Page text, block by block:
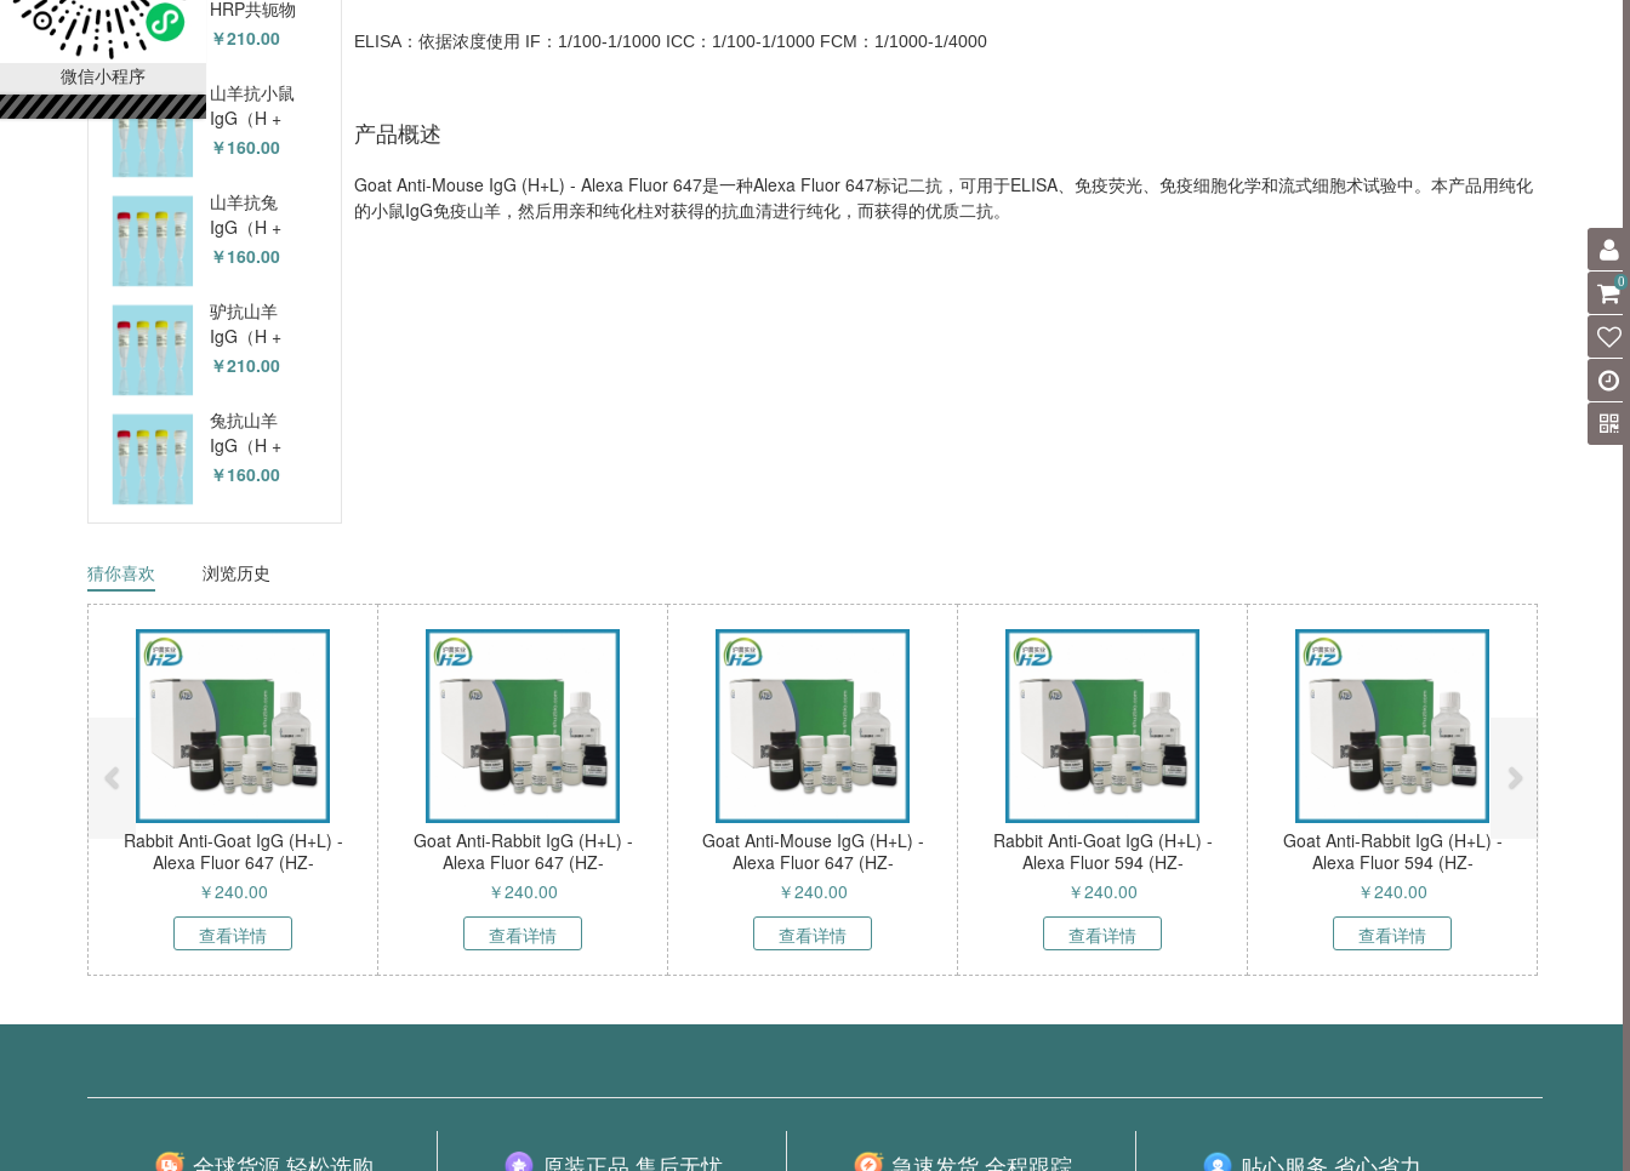
微信小程序
HRP共轭物
(HZ-50001sAb)
￥210.00
山羊抗小鼠
IgG（H +
L），HRP共轭
50002sAb)
￥160.00
山羊抗兔
IgG（H +
L），HRP共轭
50003sAb)
￥160.00
驴抗山羊
IgG（H +
L），HRP共轭
50004sAb)
￥210.00
兔抗山羊
IgG（H +
L），HRP共轭
50005sAb)
￥160.00
ELISA：依据浓度使用 IF：1/100-1/1000 ICC：1/100-1/1000 FCM：1/1000-1/4000
产品概述
Goat Anti-Mouse IgG (H+L) - Alexa Fluor 647是一种Alexa Fluor 647标记二抗，可用于ELISA、免疫荧光、免疫细胞化学和流式细胞术试验中。本产品用纯化
的小鼠IgG免疫山羊，然后用亲和纯化柱对获得的抗血清进行纯化，而获得的优质二抗。
猜你喜欢 浏览历史
Rabbit Anti-Goat IgG (H+L) -
Alexa Fluor 647 (HZ-
50103sAb)
￥240.00
查看详情
Goat Anti-Rabbit IgG (H+L) -
Alexa Fluor 647 (HZ-
50102sAb)
￥240.00
查看详情
Goat Anti-Mouse IgG (H+L) -
Alexa Fluor 647 (HZ-
50101sAb)
￥240.00
查看详情
Rabbit Anti-Goat IgG (H+L) -
Alexa Fluor 594 (HZ-
50100sAb)
￥240.00
查看详情
Goat Anti-Rabbit IgG (H+L) -
Alexa Fluor 594 (HZ-
50099sAb)
￥240.00
查看详情
0